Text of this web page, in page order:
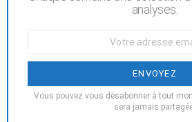
analyses.
:
Vous pouvez vous désabonner à tout
sera jamais